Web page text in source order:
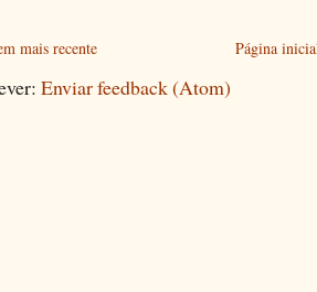
mais recente Página
Enviar feedback (Atom)